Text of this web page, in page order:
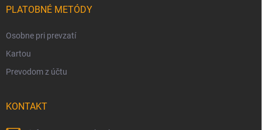
PLATOBNÉ METÓDY
Osobne pri prevzatí
Kartou
Prevodom z účtu
KONTAKT